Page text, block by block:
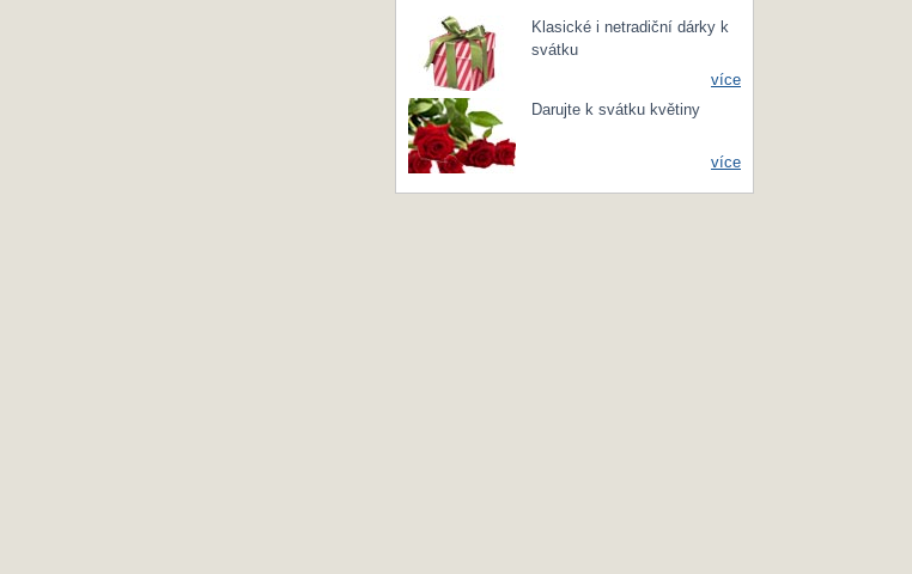
Klasické i netradiční dárky k
svátku
více
Darujte k svátku květiny
více